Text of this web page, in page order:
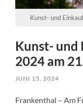
Kunst- und
Kunst- und
2024 am
JUNI 15, 2024
Frankenthal – Am